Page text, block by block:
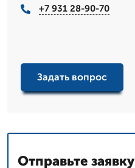
+7 931 28-90-70
Задать вопрос
Отправьте заявку